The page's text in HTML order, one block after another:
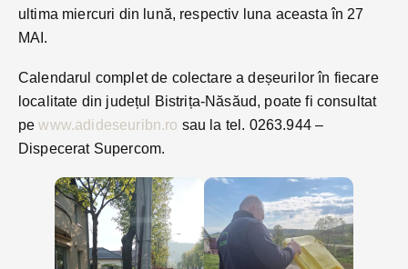
ultima miercuri din lună, respectiv luna aceasta în 27
MAI.
Calendarul complet de colectare a deșeurilor în fiecare
localitate din județul Bistrița-Năsăud, poate fi consultat
pewww.adideseuribn.ro sau la tel. 0263.944 –
Dispecerat Supercom.